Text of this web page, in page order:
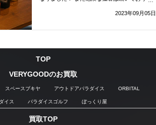
しだったでしょうか？ 今年は日本全国各地で
バリエーション増えました！【1個330円】” の
続きを読む
2023年09月05日
TOP
VERYGOODのお買取
スペースブキヤ アウトドアパラダイス ORBITAL
イス パラダイスゴルフ ぼっくり屋
買取TOP